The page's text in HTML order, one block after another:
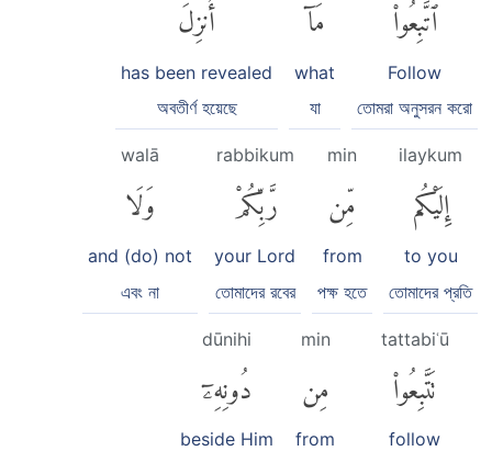
ٱتَّبِعُوا۟
Follow
তোমরা অনুসরন করো
مَآ
what
যা
أُنزِلَ
has been revealed
অবতীর্ণ হয়েছে
ilaykum
إِلَيْكُم
to you
তোমাদের প্রতি
min
مِّن
from
পক্ষ হতে
rabbikum
رَّبِّكُمْ
your Lord
তোমাদের রবের
walā
وَلَا
and (do) not
এবং না
tattabiʿū
تَتَّبِعُوا۟
follow
min
مِن
from
dūnihi
دُونِهِۦٓ
beside Him